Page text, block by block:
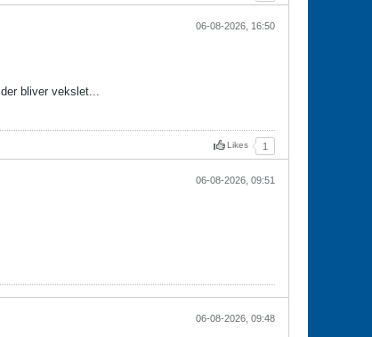
06-08-2026, 16:50
bliver vekslet...
Likes 1
06-08-2026, 09:51
06-08-2026, 09:48